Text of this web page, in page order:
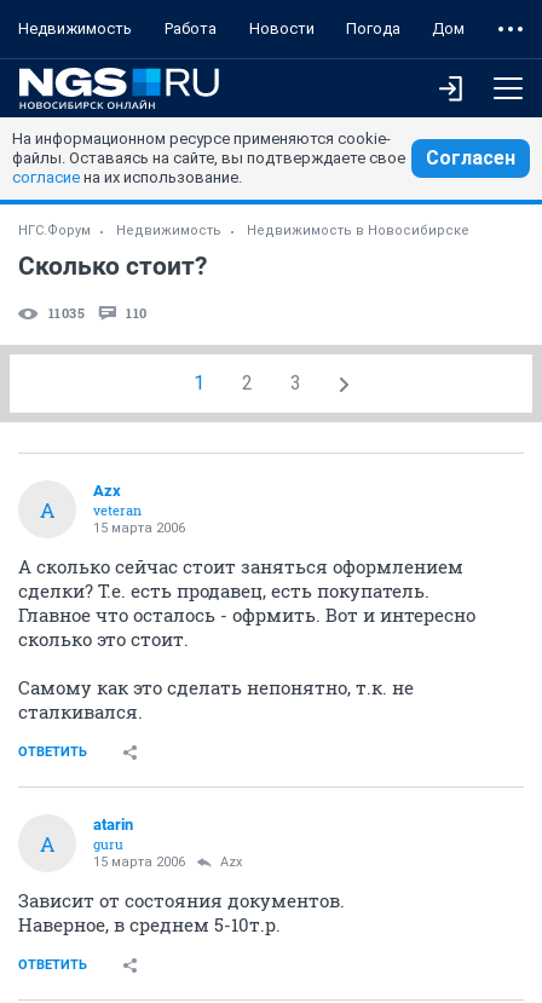
Недвижимость Работа Новости Погода Дом
На информационном ресурсе применяются cookie-
файлы. Оставаясь на сайте, вы подтверждаете свое
согласие на их использование.
Согласен
НГС.Форум Недвижимость Недвижимость в Новосибирске
Сколько стоит?
11035 110
1 2 3
A
Azx
veteran
15 марта 2006
А сколько сейчас стоит заняться оформлением
сделки? Т.е. есть продавец, есть покупатель.
Главное что осталось - офрмить. Вот и интересно
сколько это стоит.
Самому как это сделать непонятно, т.к. не
сталкивался.
ОТВЕТИТЬ
A
atarin
guru
15 марта 2006 Azx
Зависит от состояния документов.
Наверное, в среднем 5-10т.р.
ОТВЕТИТЬ